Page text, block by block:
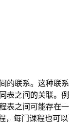
的联系。这种联系
表之间的关联。例
表之间可能存在一
，每门课程也可以